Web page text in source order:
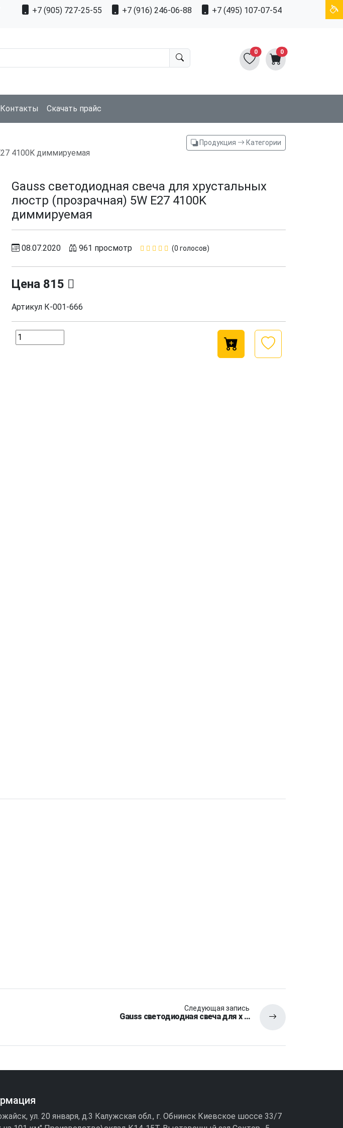
+7 (905) 727-25-55 +7 (916) 246-06-88 +7 (495) 107-07-54
0 0
Контакты Скачать прайс
4100K диммируемая
Продукция Категории
Gauss светодиодная свеча для хрустальных
люстр (прозрачная) 5W E27 4100K
диммируемая
08.07.2020 961 просмотр (0 голосов)
Цена 815
Артикул К-001-666
Следующая запись
Gauss светодиодная свеча для х …
ул. 20 января, д.3 Калужская обл., г. Обнинск Киевское шоссе 33/7